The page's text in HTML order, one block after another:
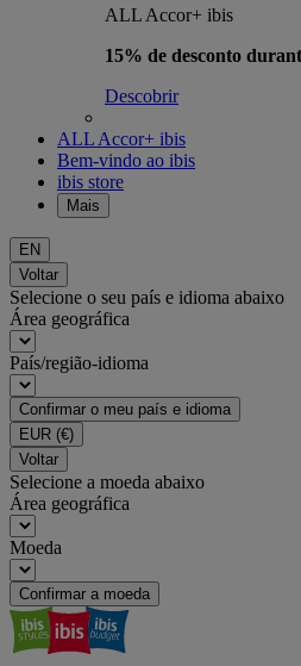
ALL Accor+ ibis
15% de desconto
Descobrir
ALL Accor+ ibis
Bem-vindo ao ibis
ibis store
Mais
EN
Voltar
Selecione o seu país e idioma abaixo
Área geográfica
País/região-idioma
Confirmar o meu país e idioma
EUR (€)
Voltar
Selecione a moeda abaixo
Área geográfica
Moeda
Confirmar a moeda